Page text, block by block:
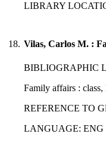
LIBRARY
18. Vilas, Carlos M. :
BIBLIOGRAPHIC
Family affairs :
REFERENCE TO
LANGUAGE: ENG